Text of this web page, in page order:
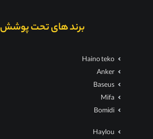
برند های تحت پوشش
Haino teko
Anker
Baseus
Mifa
Bomidi
Haylou